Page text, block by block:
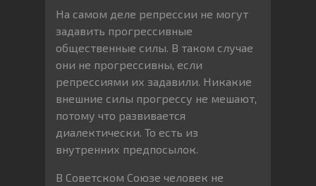
На самом деле репрессии не могут
задавить прогрессивные
общественные силы. В таком случае
они не прогрессивны, если
репрессиями их задавили. Никакие
внешние силы прогрессу не мешают,
потому что развивается
диалектически. То есть из
внутренних предпосылок.
В Советском Союзе человек не